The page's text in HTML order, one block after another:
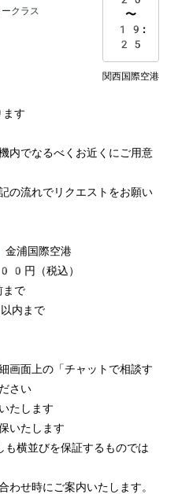
クラス
〜
19:
25
関西国際空港
す
内でなるべくお近くにご用意
の流れでリクエストをお願い
浦国際空港
円（税込）
で
内まで
画面上の「チャットで相談す
さい
たします
いたします
横並びを保証するものでは
わせ時にご案内いたします。